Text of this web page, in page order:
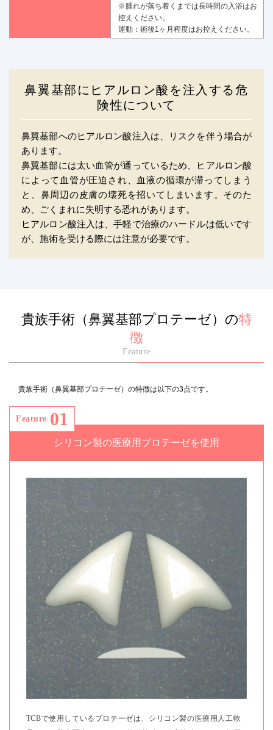
※腫れが落ち着くまでは長時間の入浴はお
控えください。
運動：術後1ヶ月程度はお控えください。
鼻翼基部にヒアルロン酸を注入する危
険性について
鼻翼基部へのヒアルロン酸注入は、リスクを伴う場合が
あります。
鼻翼基部には太い血管が通っているため、ヒアルロン酸
によって血管が圧迫され、血液の循環が滞ってしまう
と、鼻周辺の皮膚の壊死を招いてしまいます。そのた
め、ごくまれに失明する恐れがあります。
ヒアルロン酸注入は、手軽で治療のハードルは低いです
が、施術を受ける際には注意が必要です。
貴族手術（鼻翼基部プロテーゼ）の特
徴
Feature
貴族手術（鼻翼基部プロテーゼ）の特徴は以下の3点です。
Feature 01
シリコン製の医療用プロテーゼを使用
TCBで使用しているプロテーゼは、シリコン製の医療用人工軟